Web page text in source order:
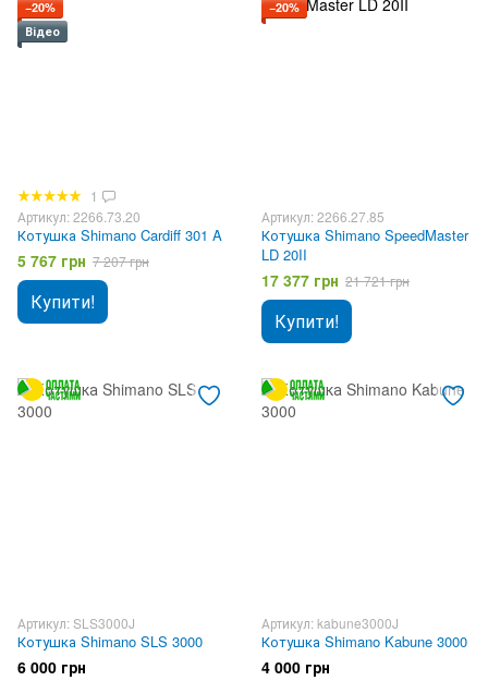
−20%
Відео
1
Артикул: 2266.73.20
Котушка Shimano Cardiff 301 A
5 767 грн 7 207 грн
Купити!
−20%
Артикул: 2266.27.85
Котушка Shimano SpeedMaster
LD 20II
17 377 грн 21 721 грн
Купити!
Артикул: SLS3000J
Котушка Shimano SLS 3000
6 000 грн
Артикул: kabune3000J
Котушка Shimano Kabune 3000
4 000 грн